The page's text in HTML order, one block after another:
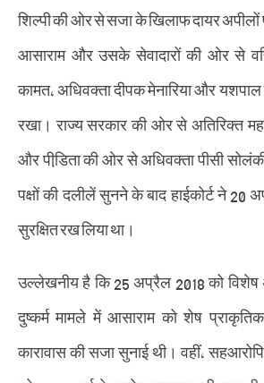
शिल्पी की ओर से सजा के खिलाफ दायर अपीलों
आसाराम और उसके सेवादारों की ओर से
कामत, अधिवक्ता दीपक मेनारिया और यशपाल
रखा। राज्य सरकार की ओर से अतिरिक्त
और पीडि़ता की ओर से अधिवक्ता पीसी
पक्षों की दलीलें सुनने के बाद हाईकोर्ट ने
सुरक्षित रख लिया था।
उल्लेखनीय है कि 25 अप्रैल 2018 को
दुष्कर्म मामले में आसाराम को शेष
कारावास की सजा सुनाई थी। वहीं,